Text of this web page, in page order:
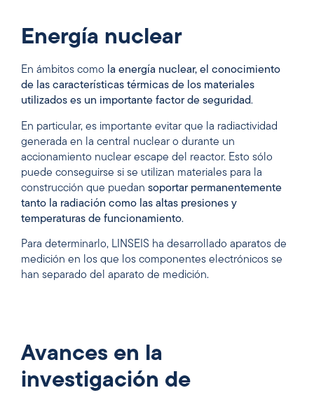
Energía nuclear
En ámbitos como la energía nuclear, el conocimiento
de las características térmicas de los materiales
utilizados es un importante factor de seguridad.
En particular, es importante evitar que la radiactividad
generada en la central nuclear o durante un
accionamiento nuclear escape del reactor. Esto sólo
puede conseguirse si se utilizan materiales para la
construcción que puedan soportar permanentemente
tanto la radiación como las altas presiones y
temperaturas de funcionamiento.
Para determinarlo, LINSEIS ha desarrollado aparatos de
medición en los que los componentes electrónicos se
han separado del aparato de medición.
Avances en la
investigación de